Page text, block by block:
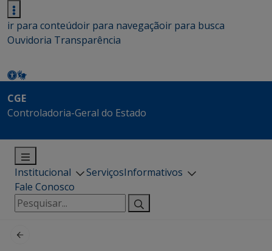
ir para conteúdoir para navegaçãoir para busca
Ouvidoria Transparência
CGE
Controladoria-Geral do Estado
Institucional ServiçosInformativos
Fale Conosco
Pesquisar
por: